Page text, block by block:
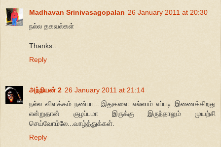
Madhavan Srinivasagopalan 26 January 2011 at 20:30
நல்ல தகவல்கள்
Thanks..
Reply
அந்நியன் 2 26 January 2011 at 21:14
நல்ல விளக்கம் நண்பா....இதுகளை எல்லாம் எப்படி இணைக்கிறது
என்றுதான் குழப்பமா இருக்கு இருந்தாலும் முயற்சி
செய்வோம்லே...வாழ்த்துக்கள்.
Reply